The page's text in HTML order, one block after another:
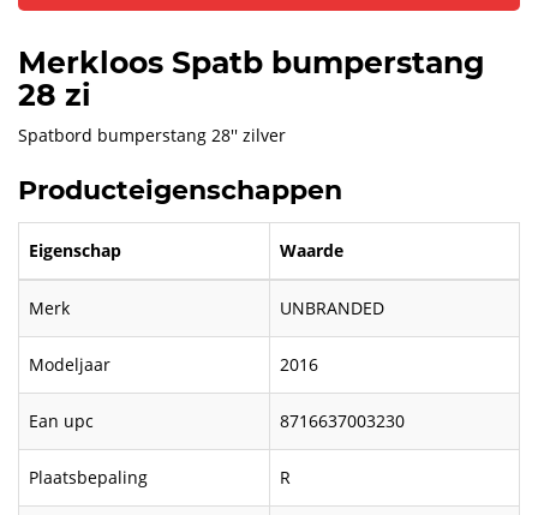
Merkloos Spatb bumperstang
28 zi
Spatbord bumperstang 28'' zilver
Producteigenschappen
Eigenschap Waarde
Merk UNBRANDED
Modeljaar 2016
Ean upc 8716637003230
Plaatsbepaling R